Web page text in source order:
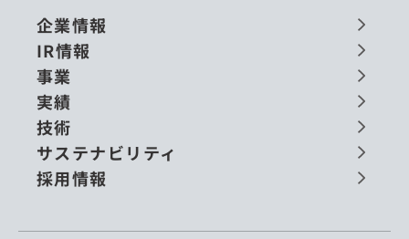
企業情報
IR情報
事業
実績
技術
サステナビリティ
採用情報